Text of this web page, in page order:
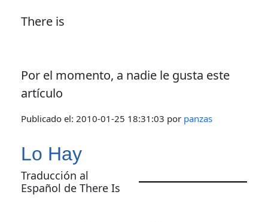
There is
Por el momento, a nadie le gusta este
artículo
Publicado el: 2010-01-25 18:31:03 por panzas
Lo Hay
Traducción al
Español de There Is